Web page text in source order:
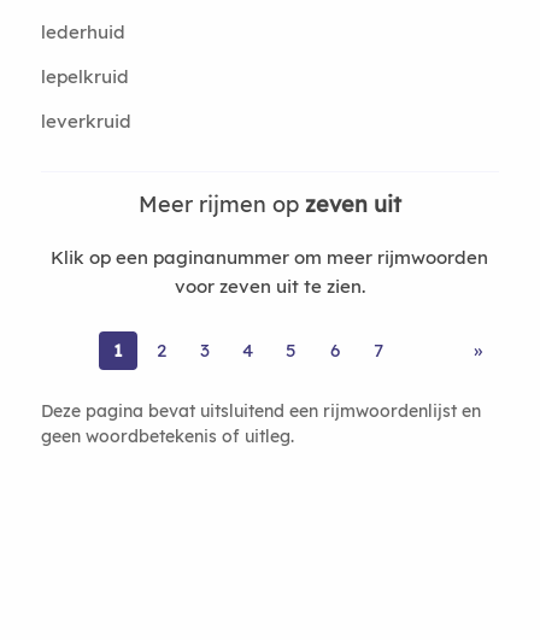
lederhuid
lepelkruid
leverkruid
Meer rijmen op zeven uit
Klik op een paginanummer om meer rijmwoorden
voor zeven uit te zien.
1 2 3 4 5 6 7 »
Deze pagina bevat uitsluitend een rijmwoordenlijst en
geen woordbetekenis of uitleg.